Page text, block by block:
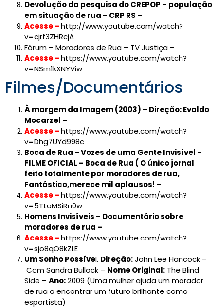
Devolução da pesquisa do CREPOP – população
em situação de rua – CRP RS –
Acesse –http://www.youtube.com/watch?
v=cjrf3ZHRcjA
Fórum – Moradores de Rua – TV Justiça –
Acesse –https://www.youtube.com/watch?
v=NSm1kXNYViw
Filmes/Documentários
À margem da Imagem (2003) – Direção: Evaldo
Mocarzel –
Acesse –https://www.youtube.com/watch?
v=Dhg7UYd998c
Boca de Rua – Vozes de uma Gente Invisível –
FILME OFICIAL – Boca de Rua ( O único jornal
feito totalmente por moradores de rua,
Fantástico,merece mil aplausos! –
Acesse –https://www.youtube.com/watch?
v=5TtoMSiRn0w
Homens Invisíveis – Documentário sobre
moradores de rua –
Acesse –https://www.youtube.com/watch?
v=sjo8qO8kZLE
Um Sonho Possível. Direção:John Lee Hancock –
Com Sandra Bullock – Nome Original: The Blind
Side – Ano:2009 (Uma mulher ajuda um morador
de rua a encontrar um futuro brilhante como
esportista)